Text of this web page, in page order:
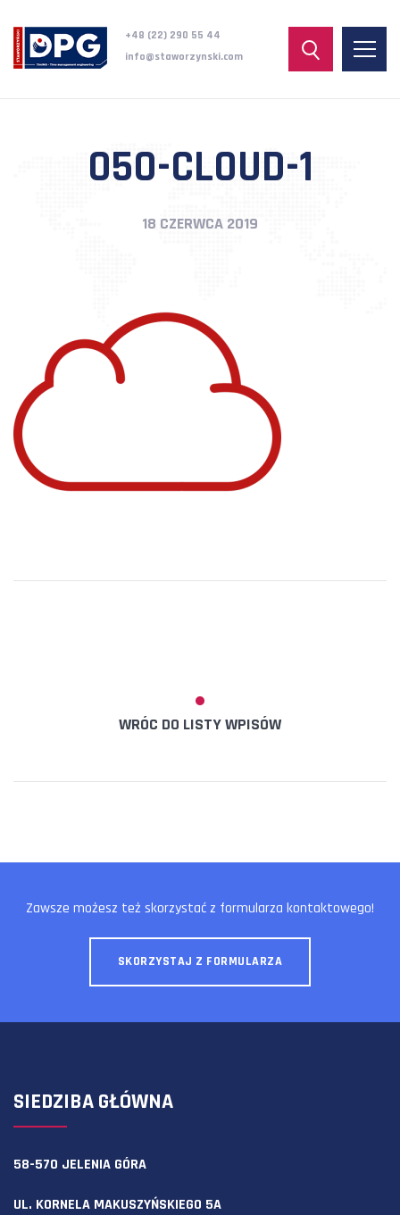
+48 (22) 290 55 44
info@staworzynski.com
050-CLOUD-1
18 CZERWCA 2019
WRÓC DO LISTY WPISÓW
Zawsze możesz też skorzystać z formularza kontaktowego!
SKORZYSTAJ Z FORMULARZA
SIEDZIBA GŁÓWNA
58-570 JELENIA GÓRA
UL. KORNELA MAKUSZYŃSKIEGO 5A